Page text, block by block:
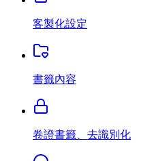
客製化設定
書籤內容
卷證書籤、去識別化